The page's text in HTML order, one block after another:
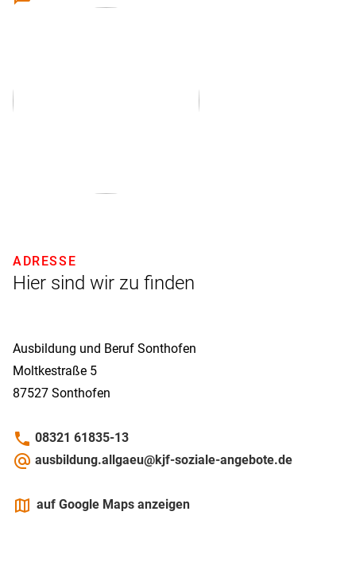
Hier sind wir zu finden
ADRESSE
Ausbildung und Beruf Sonthofen
Moltkestraße 5
87527 Sonthofen
phone 08321 61835-13
alternate_email ausbildung.allgaeu@kjf-soziale-angebote.de
mapsauf Google Maps anzeigen